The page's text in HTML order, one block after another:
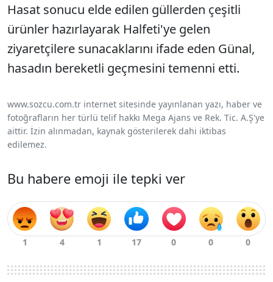
Hasat sonucu elde edilen güllerden çeşitli
ürünler hazırlayarak Halfeti'ye gelen
ziyaretçilere sunacaklarını ifade eden Günal,
hasadın bereketli geçmesini temenni etti.
www.sozcu.com.tr internet sitesinde yayınlanan yazı, haber ve
fotoğrafların her türlü telif hakkı Mega Ajans ve Rek. Tic. A.Ş'ye
aittir. İzin alınmadan, kaynak gösterilerek dahi iktibas
edilemez.
Bu habere emoji ile tepki ver